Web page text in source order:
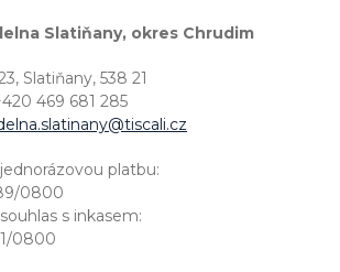
Slatiňany, okres Chrudim
Slatiňany, 538 21
469 681 285
platbu:
0800
s inkasem:
0800